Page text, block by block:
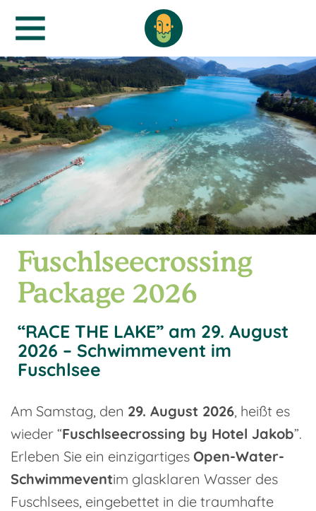
Fuschlseecrossing
Package 2026
“RACE THE LAKE” am 29. August
2026 – Schwimmevent im
Fuschlsee
Am Samstag, den 29. August 2026, heißt es
wieder “Fuschlseecrossing by Hotel Jakob”.
Erleben Sie ein einzigartiges Open-Water-
Schwimmeventim glasklaren Wasser des
Fuschlsees, eingebettet in die traumhafte